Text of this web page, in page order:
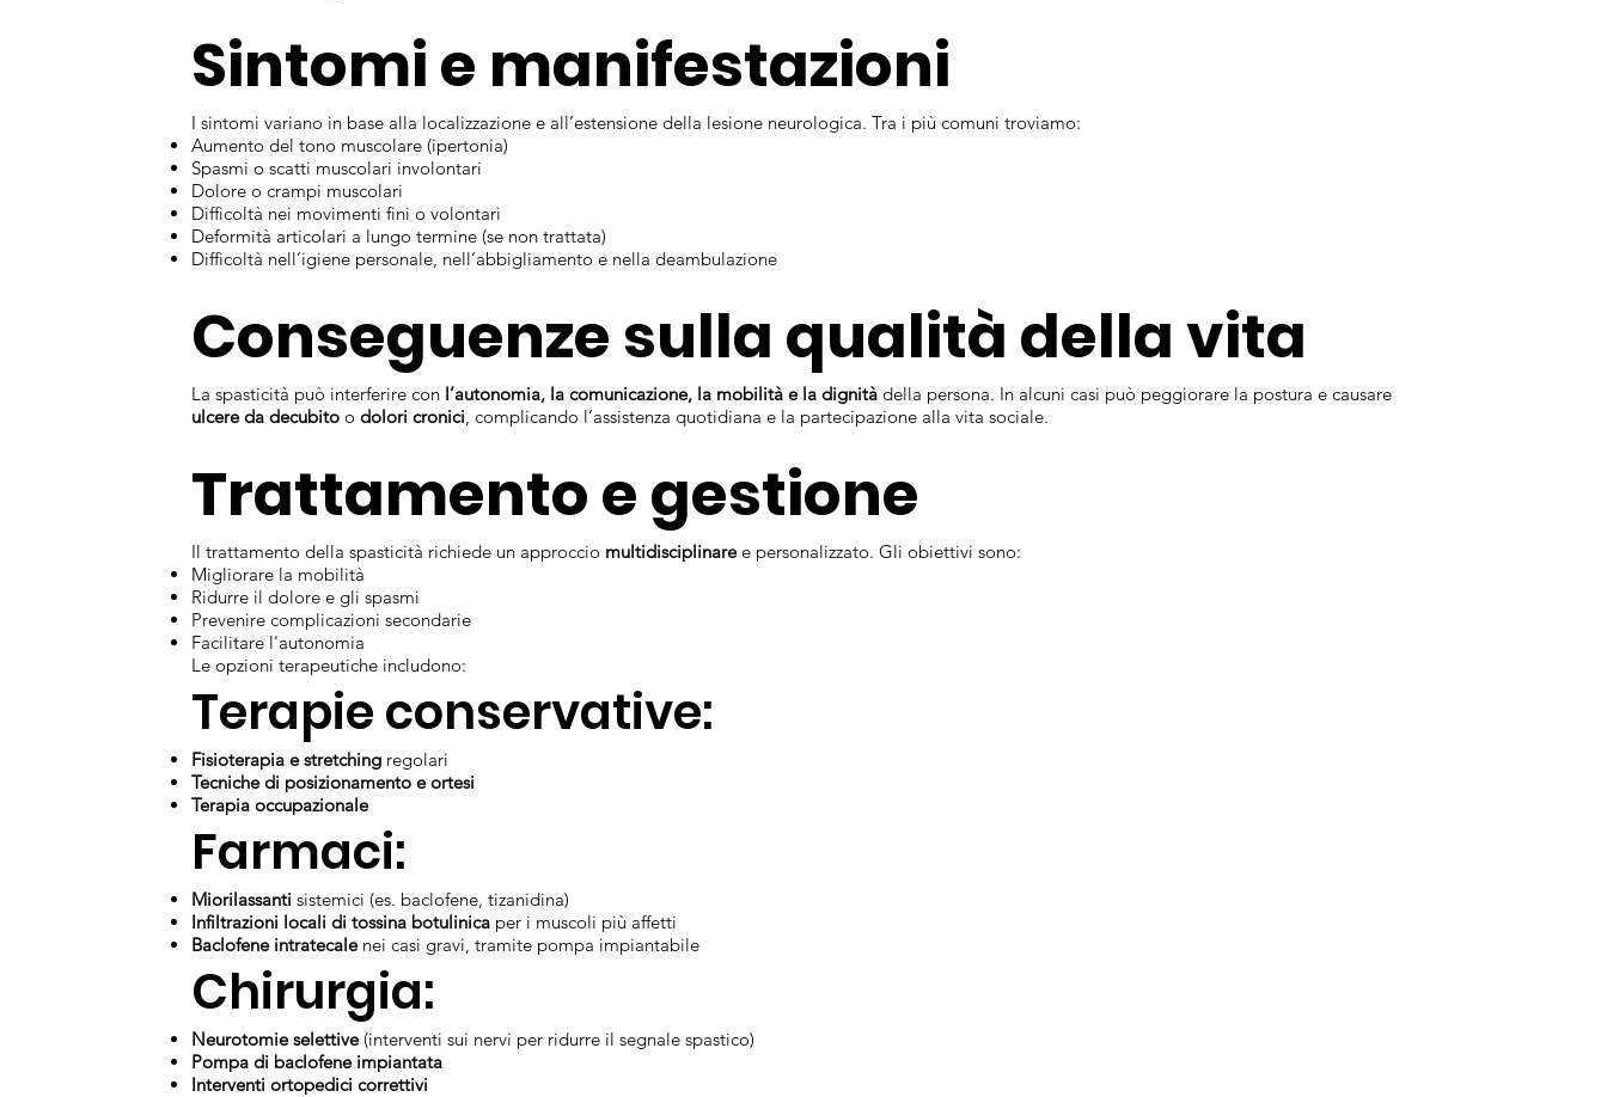
Sintomi e manifestazioni
I sintomi variano in base alla localizzazione e all’estensione della lesione neurologica. Tra i più comuni troviamo:
Aumento del tono muscolare (ipertonia)
Spasmi o scatti muscolari involontari
Dolore o crampi muscolari
Difficoltà nei movimenti fini o volontari
Deformità articolari a lungo termine (se non trattata)
Difficoltà nell’igiene personale, nell’abbigliamento e nella deambulazione
Conseguenze sulla qualità della vita
La spasticità può interferire con l’autonomia, la comunicazione, la mobilità e la dignità della persona. In alcuni casi può peggiorare la postura e causare
ulcere da decubito o dolori cronici, complicando l’assistenza quotidiana e la partecipazione alla vita sociale.
Trattamento e gestione
Il trattamento della spasticità richiede un approccio multidisciplinaree personalizzato. Gli obiettivi sono:
Migliorare la mobilità
Ridurre il dolore e gli spasmi
Prevenire complicazioni secondarie
Facilitare l'autonomia
Le opzioni terapeutiche includono:
Terapie conservative:
Fisioterapia e stretching regolari
Tecniche di posizionamento e ortesi
Terapia occupazionale
Farmaci:
Miorilassanti sistemici (es. baclofene, tizanidina)
Infiltrazioni locali di tossina botulinica per i muscoli più affetti
Baclofene intratecalenei casi gravi, tramite pompa impiantabile
Chirurgia:
Neurotomie selettive(interventi sui nervi per ridurre il segnale spastico)
Pompa di baclofene impiantata
Interventi ortopedici correttivi